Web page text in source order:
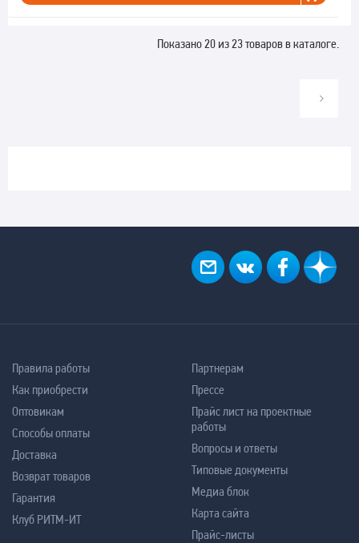
Показано 20 из 23 товаров в каталоге.
Правила работы
Как приобрести
Оптовикам
Способы оплаты
Доставка
Возврат товаров
Гарантия
Клуб РИТМ-ИТ
Партнерам
Прессе
Прайс лист на проектные
работы
Вопросы и ответы
Типовые документы
Медиа блок
Карта сайта
Прайс-листы